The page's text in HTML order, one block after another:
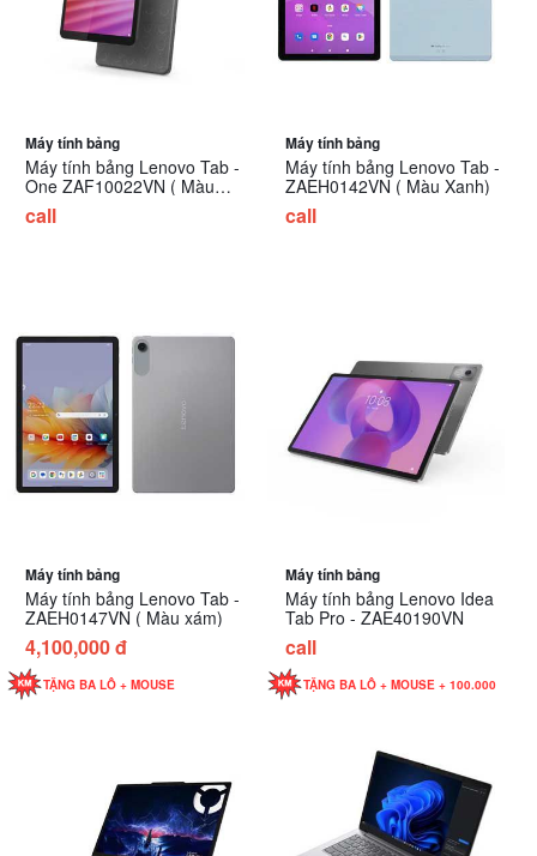
Máy tính bảng
Máy tính bảng Lenovo Tab -
One ZAF10022VN ( Màu
xám)
call
Máy tính bảng
Máy tính bảng Lenovo Tab -
ZAEH0142VN ( Màu Xanh)
call
Máy tính bảng
Máy tính bảng Lenovo Tab -
ZAEH0147VN ( Màu xám)
4,100,000 đ
Máy tính bảng
Máy tính bảng Lenovo Idea
Tab Pro - ZAE40190VN
call
TẶNG BA LÔ + MOUSE TẶNG BA LÔ + MOUSE + 100.000